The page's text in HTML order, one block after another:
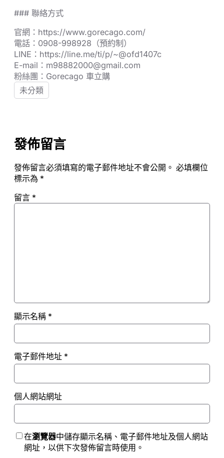
### 聯絡方式
官網：https://www.gorecago.com/
電話：0908-998928（預約制）
LINE：https://line.me/ti/p/~@ofd1407c
E-mail：m98882000@gmail.com
粉絲團：Gorecago 車立購
未分類
發佈留言
發佈留言必須填寫的電子郵件地址不會公開。 必填欄位
標示為 *
留言 *
顯示名稱 *
電子郵件地址 *
個人網站網址
在瀏覽器中儲存顯示名稱、電子郵件地址及個人網站
網址，以供下次發佈留言時使用。